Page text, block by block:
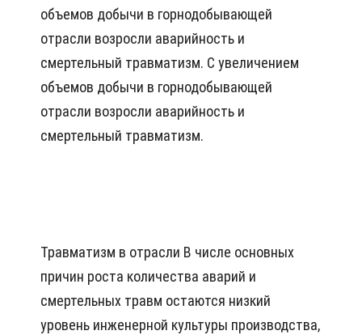
объемов добычи в горнодобывающей
отрасли возросли аварийность и
смертельный травматизм. С увеличением
объемов добычи в горнодобывающей
отрасли возросли аварийность и
смертельный травматизм.
Травматизм в отрасли В числе основных
причин роста количества аварий и
смертельных травм остаются низкий
уровень инженерной культуры производства,